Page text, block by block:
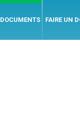
DOCUMENTS FAIRE UN